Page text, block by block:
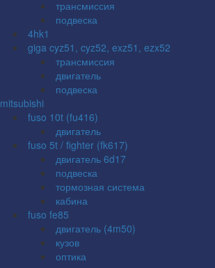
трансмиссия
подвеска
4hk1
giga cyz51, cyz52, exz51, ezx52
трансмиссия
двигатель
подвеска
mitsubishi
fuso 10t (fu416)
двигатель
fuso 5t / fighter (fk617)
двигатель 6d17
подвеска
тормозная система
кабина
fuso fe85
двигатель (4m50)
кузов
оптика